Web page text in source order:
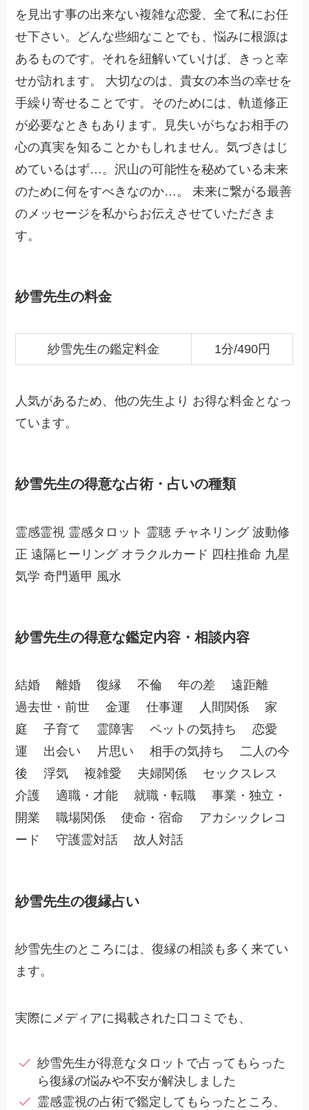
を見出す事の出来ない複雑な恋愛、全て私にお任
せ下さい。どんな些細なことでも、悩みに根源は
あるものです。それを紐解いていけば、きっと幸
せが訪れます。 大切なのは、貴女の本当の幸せを
手繰り寄せることです。そのためには、軌道修正
が必要なときもあります。見失いがちなお相手の
心の真実を知ることかもしれません。気づきはじ
めているはず…。沢山の可能性を秘めている未来
のために何をすべきなのか…。 未来に繋がる最善
のメッセージを私からお伝えさせていただきま
す。
紗雪先生の料金
紗雪先生の鑑定料金 1分/490円
人気があるため、他の先生より お得な料金となっ
ています。
紗雪先生の得意な占術・占いの種類
霊感霊視 霊感タロット 霊聴 チャネリング 波動修
正 遠隔ヒーリング オラクルカード 四柱推命 九星
気学 奇門遁甲 風水
紗雪先生の得意な鑑定内容・相談内容
結婚 離婚 復縁 不倫 年の差 遠距離
過去世・前世 金運 仕事運 人間関係 家
庭 子育て 霊障害 ペットの気持ち 恋愛
運 出会い 片思い 相手の気持ち 二人の今
後 浮気 複雑愛 夫婦関係 セックスレス
介護 適職・才能 就職・転職 事業・独立・
開業 職場関係 使命・宿命 アカシックレコ
ード 守護霊対話 故人対話
紗雪先生の復縁占い
紗雪先生のところには、復縁の相談も多く来てい
ます。
実際にメディアに掲載された口コミでも、
紗雪先生が得意なタロットで占ってもらった
ら復縁の悩みや不安が解決しました
霊感霊視の占術で鑑定してもらったところ、